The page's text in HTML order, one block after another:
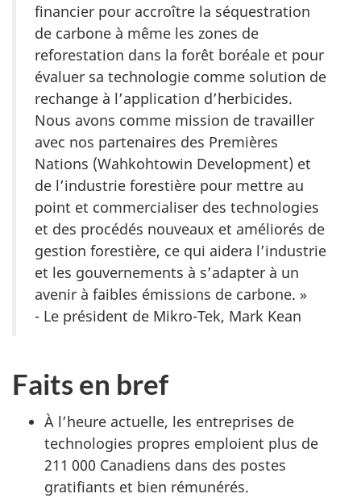
financier pour accroître la séquestration
de carbone à même les zones de
reforestation dans la forêt boréale et pour
évaluer sa technologie comme solution de
rechange à l’application d’herbicides.
Nous avons comme mission de travailler
avec nos partenaires des Premières
Nations (Wahkohtowin Development) et
de l’industrie forestière pour mettre au
point et commercialiser des technologies
et des procédés nouveaux et améliorés de
gestion forestière, ce qui aidera l’industrie
et les gouvernements à s’adapter à un
avenir à faibles émissions de carbone. »
- Le président de Mikro-Tek, Mark Kean
Faits en bref
À l’heure actuelle, les entreprises de
technologies propres emploient plus de
211 000 Canadiens dans des postes
gratifiants et bien rémunérés.